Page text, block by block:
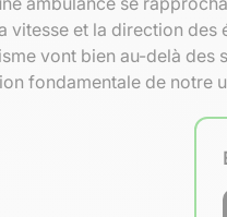
et la direction
vont bien au-delà
fondamentale de notre